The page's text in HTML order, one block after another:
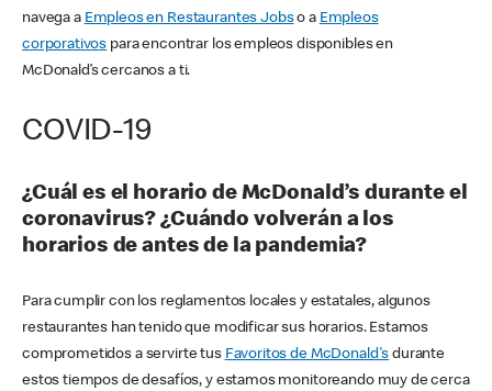
navega a Empleos en Restaurantes Jobso a Empleos
corporativos para encontrar los empleos disponibles en
McDonald’s cercanos a ti.
COVID-19
¿Cuál es el horario de McDonald’s durante el
coronavirus? ¿Cuándo volverán a los
horarios de antes de la pandemia?
Para cumplir con los reglamentos locales y estatales, algunos
restaurantes han tenido que modificar sus horarios. Estamos
comprometidos a servirte tus Favoritos de McDonald's durante
estos tiempos de desafíos, y estamos monitoreando muy de cerca